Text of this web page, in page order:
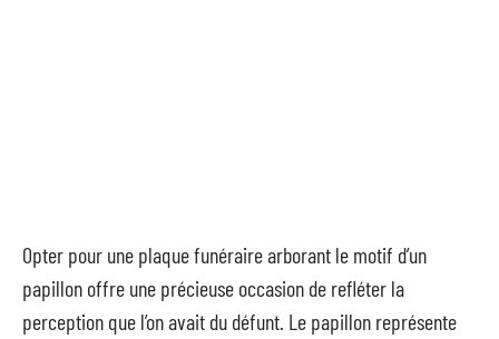
Opter pour une plaque funéraire arborant le motif d’un
papillon offre une précieuse occasion de refléter la
perception que l’on avait du défunt. Le papillon représente